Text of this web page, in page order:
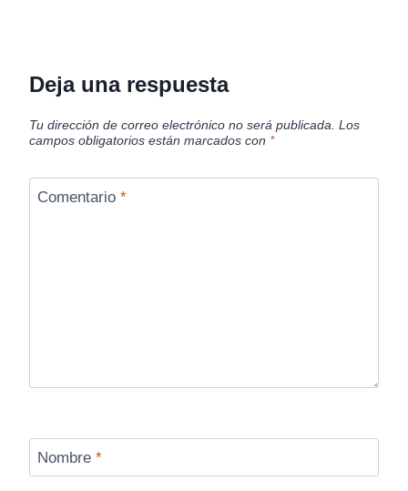
Deja una respuesta
Tu dirección de correo electrónico no será publicada. Los
campos obligatorios están marcados con *
Comentario *
Nombre *